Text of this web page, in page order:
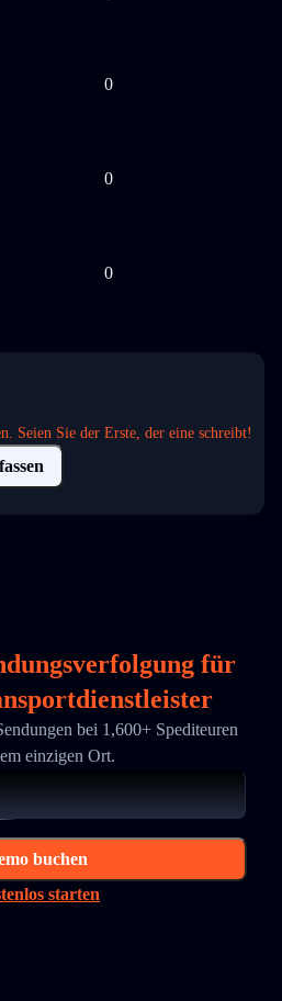
0
0
0
Seien Sie der Erste, der eine schreibt!
für
bei 1,600+ Spediteuren
einzigen Ort.
buchen
starten